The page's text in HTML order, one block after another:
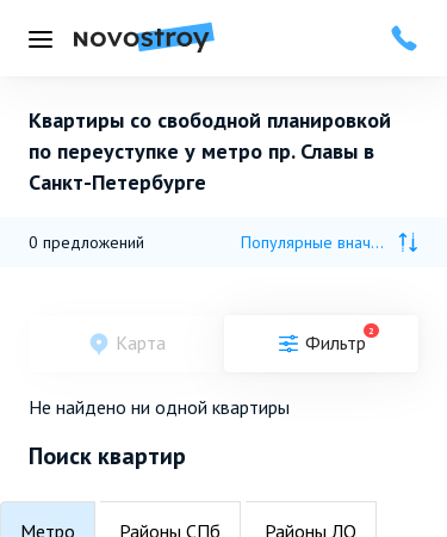
Меню
Квартиры со свободной планировкой
по переуступке у метро пр. Славы в
Санкт-Петербурге
0 предложений Популярные вначале
Карта Фильтр 2
Не найдено ни одной квартиры
Поиск квартир
Метро Районы СПб Районы ЛО